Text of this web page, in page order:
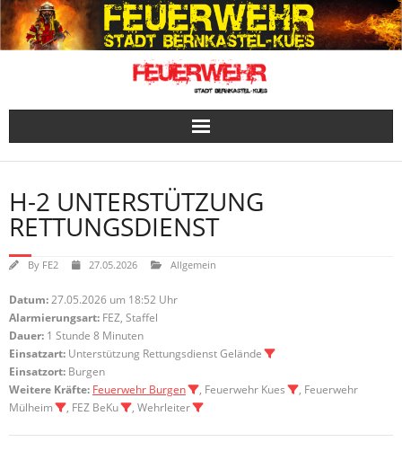
Skip
to
content
H-2 UNTERSTÜTZUNG
RETTUNGSDIENST
By FE2 27.05.2026 Allgemein
Datum:27.05.2026 um 18:52 Uhr
Alarmierungsart: FEZ, Staffel
Dauer: 1 Stunde 8 Minuten
Einsatzart: Unterstützung Rettungsdienst Gelände
Einsatzort: Burgen
Weitere Kräfte: Feuerwehr Burgen , Feuerwehr Kues
, Feuerwehr
Mülheim
, FEZ BeKu , Wehrleiter